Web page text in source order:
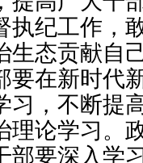
执纪工作，
生态贡献自
要在新时代
习，不断提
理论学习。
部要深入学